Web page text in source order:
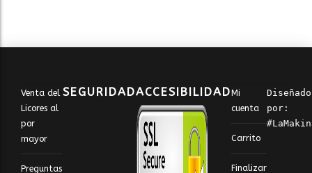
Venta del
Licores al
por
mayor
Preguntas
SEGURIDADACCESIBILIDADMi
cuenta
Carrito
Finalizar
Diseñado
por: